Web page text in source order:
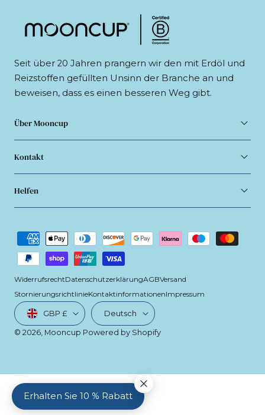
Seit über 20 Jahren prangern wir den mit Erdöl und
Reizstoffen gefüllten Unsinn der Branche an und
beweisen, dass es einen besseren Weg gibt.
Über Mooncup
Kontakt
Helfen
Land/Region
GBP £
Sprache
Deutsch
© 2026, Mooncup Powered by Shopify
Zahlungsmethoden
WiderrufsrechtDatenschutzerklärungAGBVersand
StornierungsrichtlinieKontaktinformationenImpressum
Erhalten Sie 10 % Rabatt